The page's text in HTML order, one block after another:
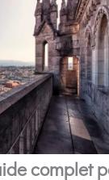
complet